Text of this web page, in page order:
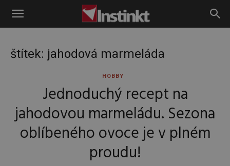
Instinkt
štítek: jahodová marmeláda
HOBBY
Jednoduchý recept na
jahodovou marmeládu. Sezona
oblíbeného ovoce je v plném
proudu!